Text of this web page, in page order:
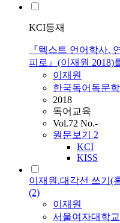
KCI등재
『텍스트 언어학사.
피로』(이재원 2018)
이재원
한국독어독문
2018
독어교육
Vol.72 No.-
원문보기 2
KCI
KISS
이재원.대각선 쓰기(
(2)
이재원
서울여자대학